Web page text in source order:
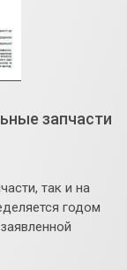
запчасти
так и на
годом